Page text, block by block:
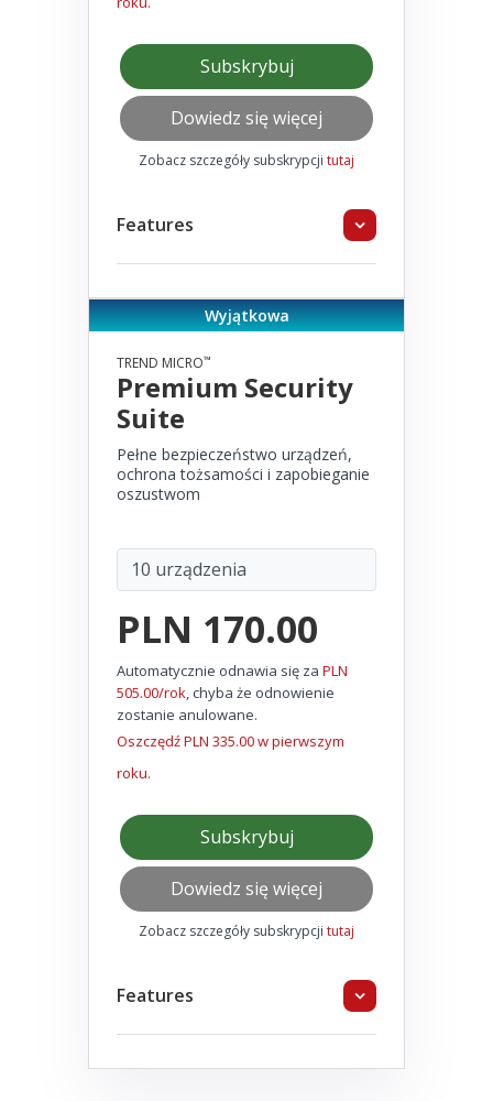
Subskrybuj
Dowiedz się więcej
Zobacz szczegóły subskrypcji tutaj
Features
Wyjątkowa
TREND MICRO™
Premium Security
Suite
Pełne bezpieczeństwo urządzeń,
ochrona tożsamości i zapobieganie
oszustwom
PLN 170.00
Automatycznie odnawia się za PLN
505.00/rok, chyba że odnowienie
zostanie anulowane.
Oszczędź PLN 335.00 w pierwszym
roku.
Subskrybuj
Dowiedz się więcej
Zobacz szczegóły subskrypcji tutaj
Features